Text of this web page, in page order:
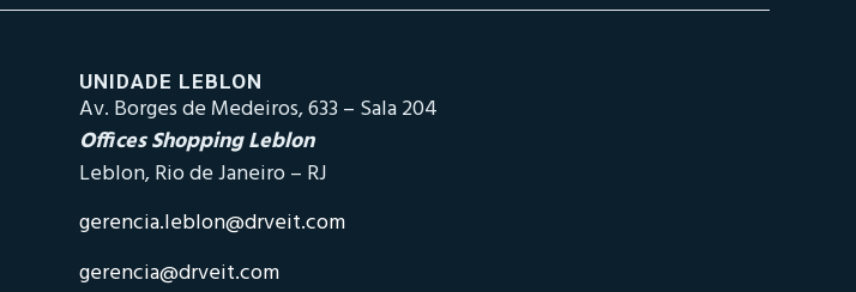
UNIDADE LEBLON
Av. Borges de Medeiros, 633 – Sala 204
Offices Shopping Leblon
Leblon, Rio de Janeiro – RJ
gerencia.leblon@drveit.com
gerencia@drveit.com